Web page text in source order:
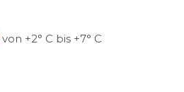
von +2° C bis +7° C